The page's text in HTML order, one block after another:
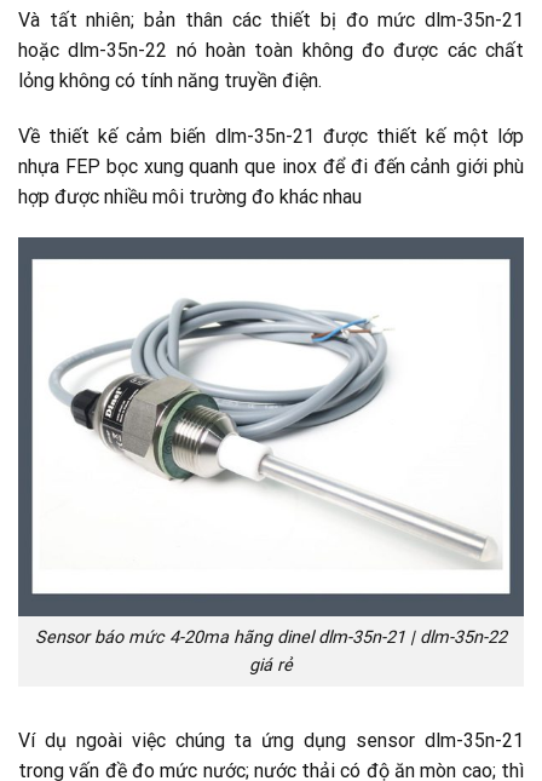
Và tất nhiên; bản thân các thiết bị đo mức dlm-35n-21
hoặc dlm-35n-22 nó hoàn toàn không đo được các chất
lỏng không có tính năng truyền điện.
Về thiết kế cảm biến dlm-35n-21 được thiết kế một lớp
nhựa FEP bọc xung quanh que inox để đi đến cảnh giới phù
hợp được nhiều môi trường đo khác nhau
Sensor báo mức 4-20ma hãng dinel dlm-35n-21 | dlm-35n-22
giá rẻ
Ví dụ ngoài việc chúng ta ứng dụng sensor dlm-35n-21
trong vấn đề đo mức nước; nước thải có độ ăn mòn cao; thì